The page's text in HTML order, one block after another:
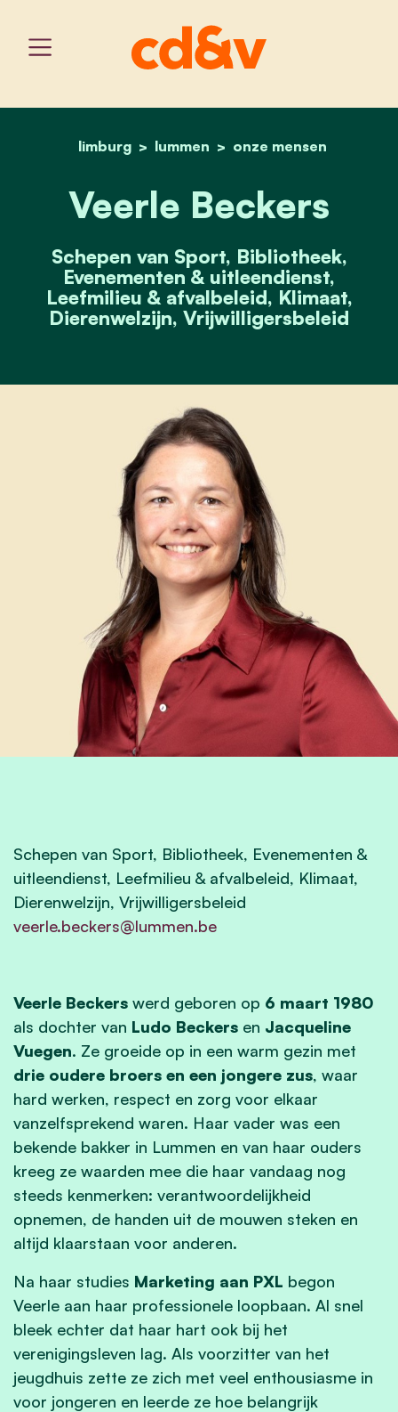
home
limburg lummen onze mensen
veerle beckers
Veerle Beckers
Schepen van Sport, Bibliotheek,
Evenementen & uitleendienst,
Leefmilieu & afvalbeleid, Klimaat,
Dierenwelzijn, Vrijwilligersbeleid
Schepen van Sport, Bibliotheek, Evenementen &
uitleendienst, Leefmilieu & afvalbeleid, Klimaat,
Dierenwelzijn, Vrijwilligersbeleid
veerle.beckers@lummen.be
Veerle Beckers werd geboren op 6 maart 1980
als dochter van Ludo Beckers en Jacqueline
Vuegen. Ze groeide op in een warm gezin met
drie oudere broers en een jongere zus, waar
hard werken, respect en zorg voor elkaar
vanzelfsprekend waren. Haar vader was een
bekende bakker in Lummen en van haar ouders
kreeg ze waarden mee die haar vandaag nog
steeds kenmerken: verantwoordelijkheid
opnemen, de handen uit de mouwen steken en
altijd klaarstaan voor anderen.
Na haar studies Marketing aan PXL begon
Veerle aan haar professionele loopbaan. Al snel
bleek echter dat haar hart ook bij het
verenigingsleven lag. Als voorzitter van het
jeugdhuis zette ze zich met veel enthousiasme in
voor jongeren en leerde ze hoe belangrijk